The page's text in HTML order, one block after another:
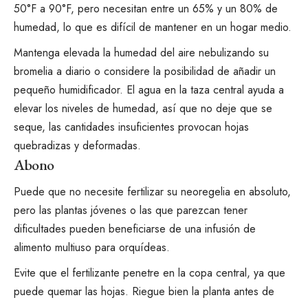
50°F a 90°F, pero necesitan entre un 65% y un 80% de
humedad, lo que es difícil de mantener en un hogar medio.
Mantenga elevada la humedad del aire nebulizando su
bromelia a diario o considere la posibilidad de añadir un
pequeño humidificador. El agua en la taza central ayuda a
elevar los niveles de humedad, así que no deje que se
seque, las cantidades insuficientes provocan hojas
quebradizas y deformadas.
Abono
Puede que no necesite fertilizar su neoregelia en absoluto,
pero las plantas jóvenes o las que parezcan tener
dificultades pueden beneficiarse de una infusión de
alimento multiuso para orquídeas.
Evite que el fertilizante penetre en la copa central, ya que
puede quemar las hojas. Riegue bien la planta antes de